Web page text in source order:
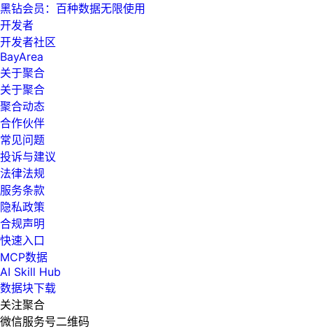
黑钻会员：百种数据无限使用
开发者
开发者社区
BayArea
关于聚合
关于聚合
聚合动态
合作伙伴
常见问题
投诉与建议
法律法规
服务条款
隐私政策
合规声明
快速入口
MCP数据
AI Skill Hub
数据块下载
关注聚合
微信服务号二维码